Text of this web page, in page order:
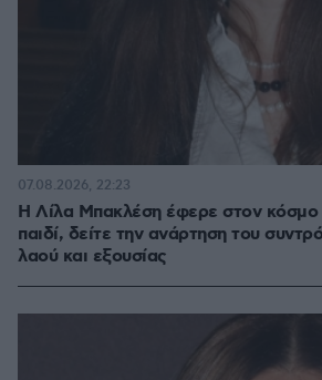
Η Λίλα Μπακλέση έφερε στον κόσμο
παιδί, δείτε την ανάρτηση του
λαού και εξουσίας
07.08.2026, 22:23